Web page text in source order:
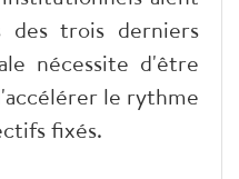
des trois derniers
nécessite d'être
le rythme
fixés.